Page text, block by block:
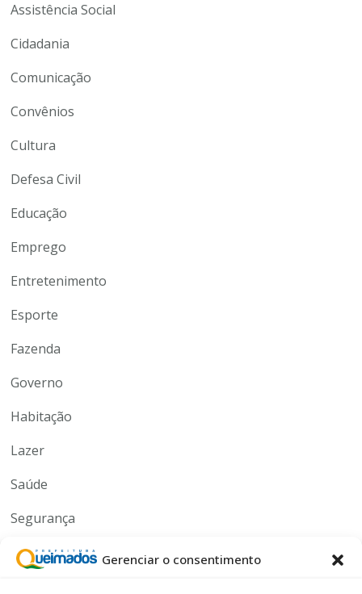
Gerenciar o consentimento
Assistência Social
Cidadania
Comunicação
Convênios
Cultura
Defesa Civil
Educação
Emprego
Entretenimento
Esporte
Fazenda
Governo
Habitação
Lazer
Saúde
Segurança
Serviços